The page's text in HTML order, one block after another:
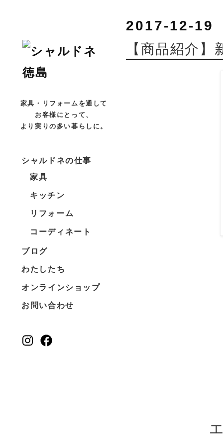
家具・リフォームを通して
お客様にとって、
より実りの多い暮らしに。
シャルドネの仕事
家具
キッチン
リフォーム
コーディネート
ブログ
わたしたち
オンラインショップ
お問い合わせ
2017-12-19
【商品紹介